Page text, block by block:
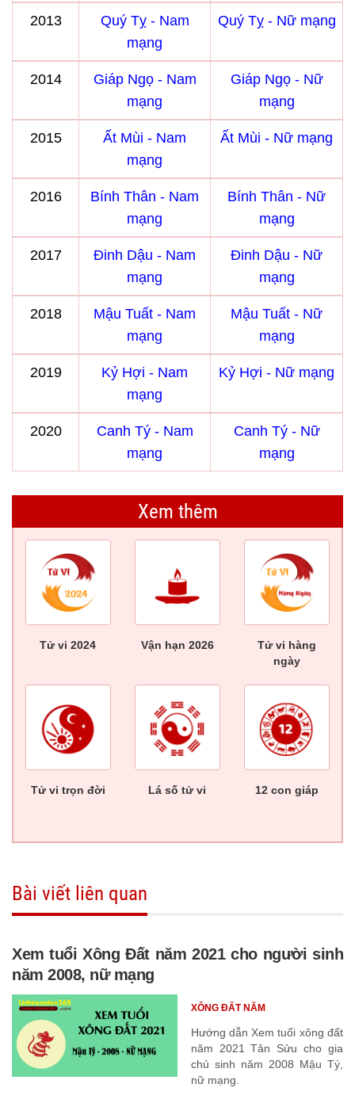
2013
Quý Tỵ - Nam
mạng
Quý Tỵ - Nữ mạng
2014
Giáp Ngọ - Nam
mạng
Giáp Ngọ - Nữ
mạng
2015
Ất Mùi - Nam
mạng
Ất Mùi - Nữ mạng
2016
Bính Thân - Nam
mạng
Bính Thân - Nữ
mạng
2017
Đinh Dậu - Nam
mạng
Đinh Dậu - Nữ
mạng
2018
Mậu Tuất - Nam
mạng
Mậu Tuất - Nữ
mạng
2019
Kỷ Hợi - Nam
mạng
Kỷ Hợi - Nữ mạng
2020
Canh Tý - Nam
mạng
Canh Tý - Nữ
mạng
Xem thêm
Tử vi 2024 Vận hạn 2026
Tử vi hàng
ngày
Tử vi trọn đời Lá số tử vi 12 con giáp
Bài viết liên quan
Xem tuổi Xông Đất năm 2021 cho người sinh
năm 2008, nữ mạng
Hướng dẫn Xem tuổi xông đất
năm 2021 Tân Sửu cho gia
chủ sinh năm 2008 Mậu Tý,
nữ mạng.
XÔNG ĐẤT NĂM